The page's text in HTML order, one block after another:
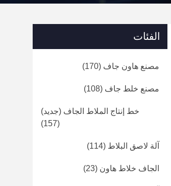
الفئات
مصنع هاون جاف (170)
مصنع خلط جاف (108)
خط إنتاج الملاط الجاف (جديد)
(157)
آلة لاصق البلاط (114)
الجاف خلاط هاون (23)